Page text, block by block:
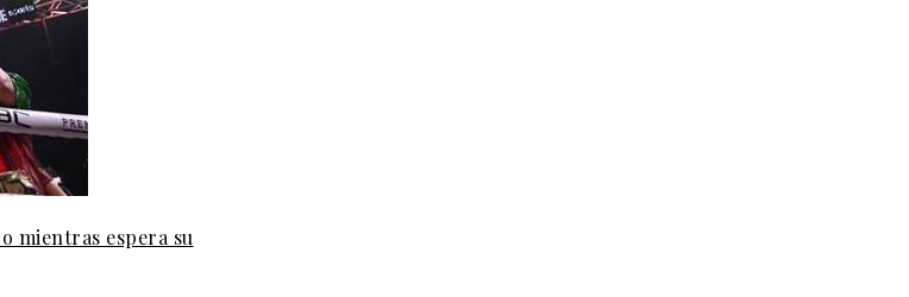
mientras espera su